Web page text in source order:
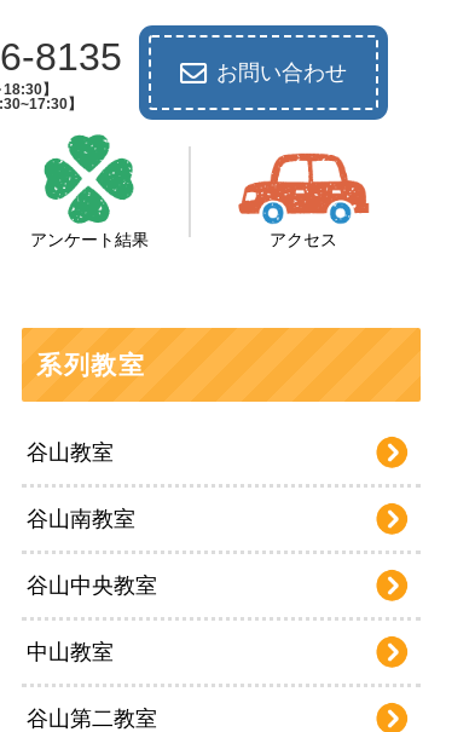
8135
】
】
お問い合わせ
アンケート結果 アクセス
系列教室
谷山教室
谷山南教室
谷山中央教室
中山教室
谷山第二教室